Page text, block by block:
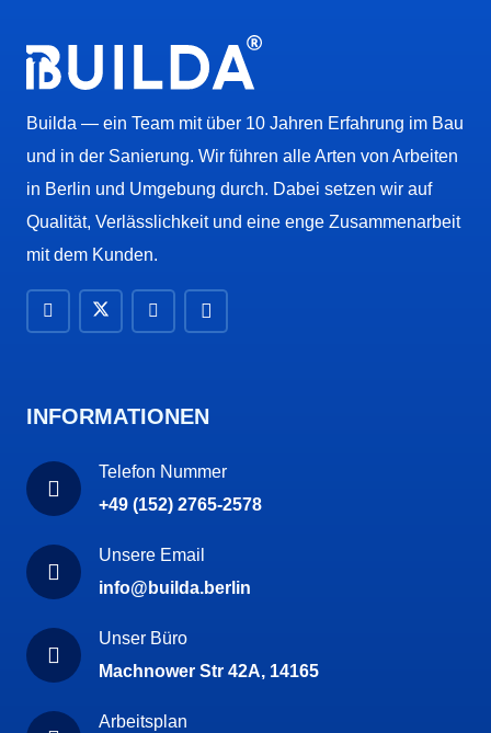
Builda — ein Team mit über 10 Jahren Erfahrung im Bau
und in der Sanierung. Wir führen alle Arten von Arbeiten
in Berlin und Umgebung durch. Dabei setzen wir auf
Qualität, Verlässlichkeit und eine enge Zusammenarbeit
mit dem Kunden.
INFORMATIONEN
Telefon Nummer
+49 (152) 2765-2578
Unsere Email
info@builda.berlin
Unser Büro
Machnower Str 42A, 14165
Arbeitsplan